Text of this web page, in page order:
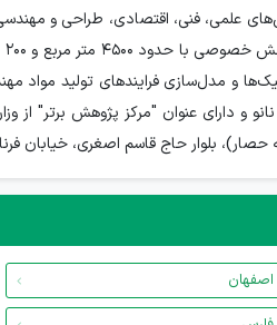
از سال 1361 برای انجام پژوهش‌های علمی،
بلوار حاج قاسم اصغری، خیابان
اصفهان